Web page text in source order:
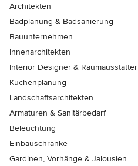
Architekten
Badplanung & Badsanierung
Bauunternehmen
Innenarchitekten
Interior Designer & Raumausstatter
Küchenplanung
Landschaftsarchitekten
Armaturen & Sanitärbedarf
Beleuchtung
Einbauschränke
Gardinen, Vorhänge & Jalousien